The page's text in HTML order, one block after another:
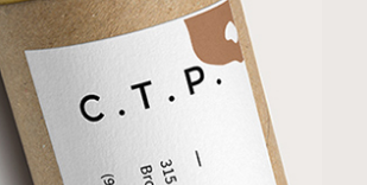
BRANDING STYLE
Our Posters